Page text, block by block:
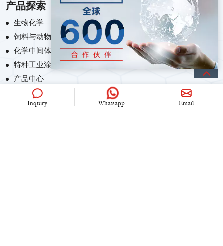
产品探索
生物化学
饲料与动物营养化学
化学中间体
特种工业涂料
产品中心
联系我们
Inquiry Whatsapp Email